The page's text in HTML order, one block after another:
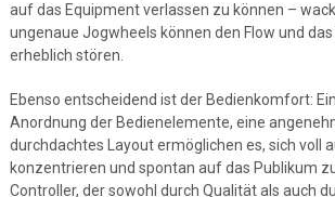
auf das Equipment verlassen zu können –
ungenaue Jogwheels können den Flow und
erheblich stören.
Ebenso entscheidend ist der Bedienkomfort:
Anordnung der Bedienelemente, eine
durchdachtes Layout ermöglichen es, sich voll
konzentrieren und spontan auf das Publikum
Controller, der sowohl durch Qualität als auch